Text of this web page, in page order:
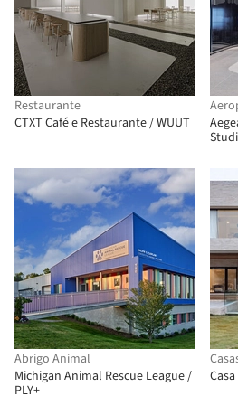
Restaurante
CTXT Café e Restaurante / WUUT
Abrigo Animal
Michigan Animal Rescue League /
PLY+